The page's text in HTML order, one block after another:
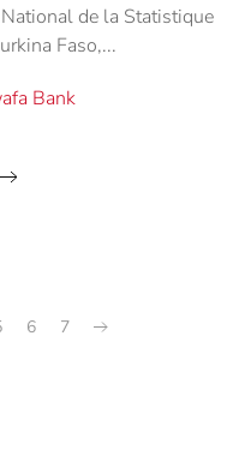
de la Statistique
Faso,...
Bank
6 7